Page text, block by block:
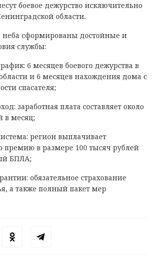
боевое дежурство исключительно
области.
сформированы достойные и
службы:
6 месяцев боевого дежурства в
и 6 месяцев нахождения дома с
спасателя;
заработная плата составляет около
в месяц;
регион выплачивает
премию в размере 100 тысяч рублей
БПЛА;
обязательное страхование
а также полный пакет мер